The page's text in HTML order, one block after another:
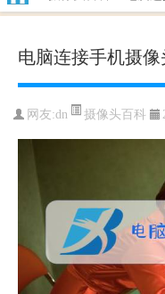
电脑连接手机摄
网友:dn 摄像头百科